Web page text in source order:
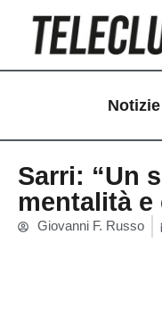
contenuto
Notizie
Sarri: “Un
mentalità e
Giovanni F. Russo